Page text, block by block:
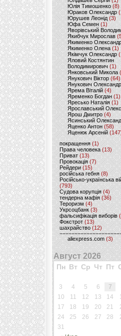
Юлія Тимошенко (8)
Юраков Олександр
Юрушев Леонід (3)
Юфа Семен (1)
Яворівський
Якибчук Мирослав
Якименко
Якименко Олена(1)
Якімчук Олександр
Яловий Костянтин
Володимирович (1)
Янковський Микола
Янукович Віктор (64)
Янукович Олександр
Ярема Віталій(4)
Яременко Богдан(1)
Яресько Наталія(1)
Ярославський
Ярош Дмитро (4)
Ясинський
Яценко Антон(58)
Яценюк Арсеній
покращення (1)
Права человека(13)
Приват (13)
Провокація (7)
Рейдери (15)
російська гебня (8)
Російсько-українська
(793)
Судова корупція (4)
тендерна мафія (36)
Тероризм (4)
Укрсоцбанк (3)
фальсифікація виборів
Фокстрот(13)
шахрайство (12)
aliexpress.com (3)
Август 2026
Пн Вт Ср Чт Пт
3
4 5 6 7
10
11 12 13 14
17
18 19 20 21
24
25 26 27 28
31